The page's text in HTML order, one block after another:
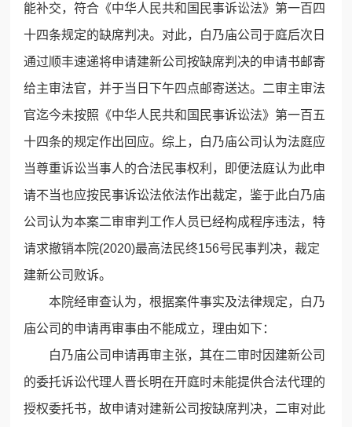
能补交，符合《中华人民共和国民事诉讼法》第一百四
十四条规定的缺席判决。对此，白乃庙公司于庭后次日
通过顺丰速递将申请建新公司按缺席判决的申请书邮寄
给主审法官，并于当日下午四点邮寄送达。二审主审法
官迄今未按照《中华人民共和国民事诉讼法》第一百五
十四条的规定作出回应。综上，白乃庙公司认为法庭应
当尊重诉讼当事人的合法民事权利，即便法庭认为此申
请不当也应按民事诉讼法依法作出裁定，鉴于此白乃庙
公司认为本案二审审判工作人员已经构成程序违法，特
请求撤销本院(2020)最高法民终156号民事判决，裁定
建新公司败诉。
本院经审查认为，根据案件事实及法律规定，白乃
庙公司的申请再审事由不能成立，理由如下：
白乃庙公司申请再审主张，其在二审时因建新公司
的委托诉讼代理人晋长明在开庭时未能提供合法代理的
授权委托书，故申请对建新公司按缺席判决，二审对此